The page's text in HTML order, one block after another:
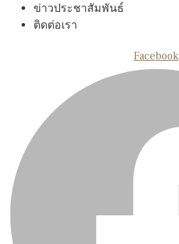
ข่าวประชาสัมพันธ์
ติดต่อเรา
Facebook